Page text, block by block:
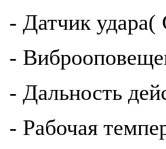
- Датчик удара(
-
- Дальность
- Рабочая